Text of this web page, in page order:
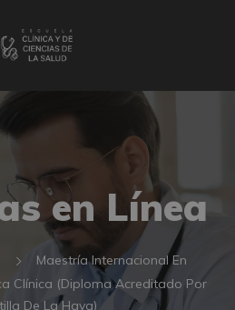
en Línea
Maestría Internacional En
Clínica (Diploma Acreditado Por
De La Haya)